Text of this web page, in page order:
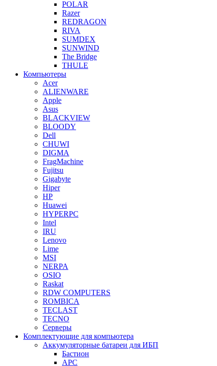
POLAR
Razer
REDRAGON
RIVA
SUMDEX
SUNWIND
The Bridge
THULE
Компьютеры
Acer
ALIENWARE
Apple
Asus
BLACKVIEW
BLOODY
Dell
CHUWI
DIGMA
FragMachine
Fujitsu
Gigabyte
Hiper
HP
Huawei
HYPERPC
Intel
IRU
Lenovo
Lime
MSI
NERPA
OSIO
Raskat
RDW COMPUTERS
ROMBICA
TECLAST
TECNO
Серверы
Комплектующие для компьютера
Аккумуляторные батареи для ИБП
Бастион
APC